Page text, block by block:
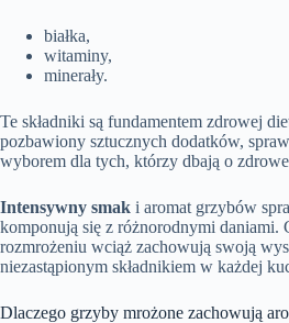
białka,
witaminy,
minerały.
Te składniki są fundamentem zdrowej
pozbawiony sztucznych dodatków,
wyborem dla tych, którzy dbają o
Intensywny smak i aromat grzybów
komponują się z różnorodnymi daniami.
rozmrożeniu wciąż zachowują swoją
niezastąpionym składnikiem w każdej
Dlaczego grzyby mrożone zachowują